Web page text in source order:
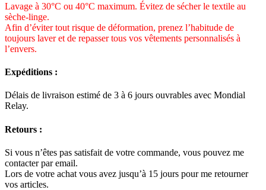
Lavage à 30°C ou 40°C maximum. Évitez de sécher le textile au
sèche-linge.
Afin d’éviter tout risque de déformation, prenez l’habitude de
toujours laver et de repasser tous vos vêtements personnalisés à
l’envers.
Expéditions :
Délais de livraison estimé de 3 à 6 jours ouvrables avec Mondial
Relay.
Retours :
Si vous n’êtes pas satisfait de votre commande, vous pouvez me
contacter par email.
Lors de votre achat vous avez jusqu’à 15 jours pour me retourner
vos articles.